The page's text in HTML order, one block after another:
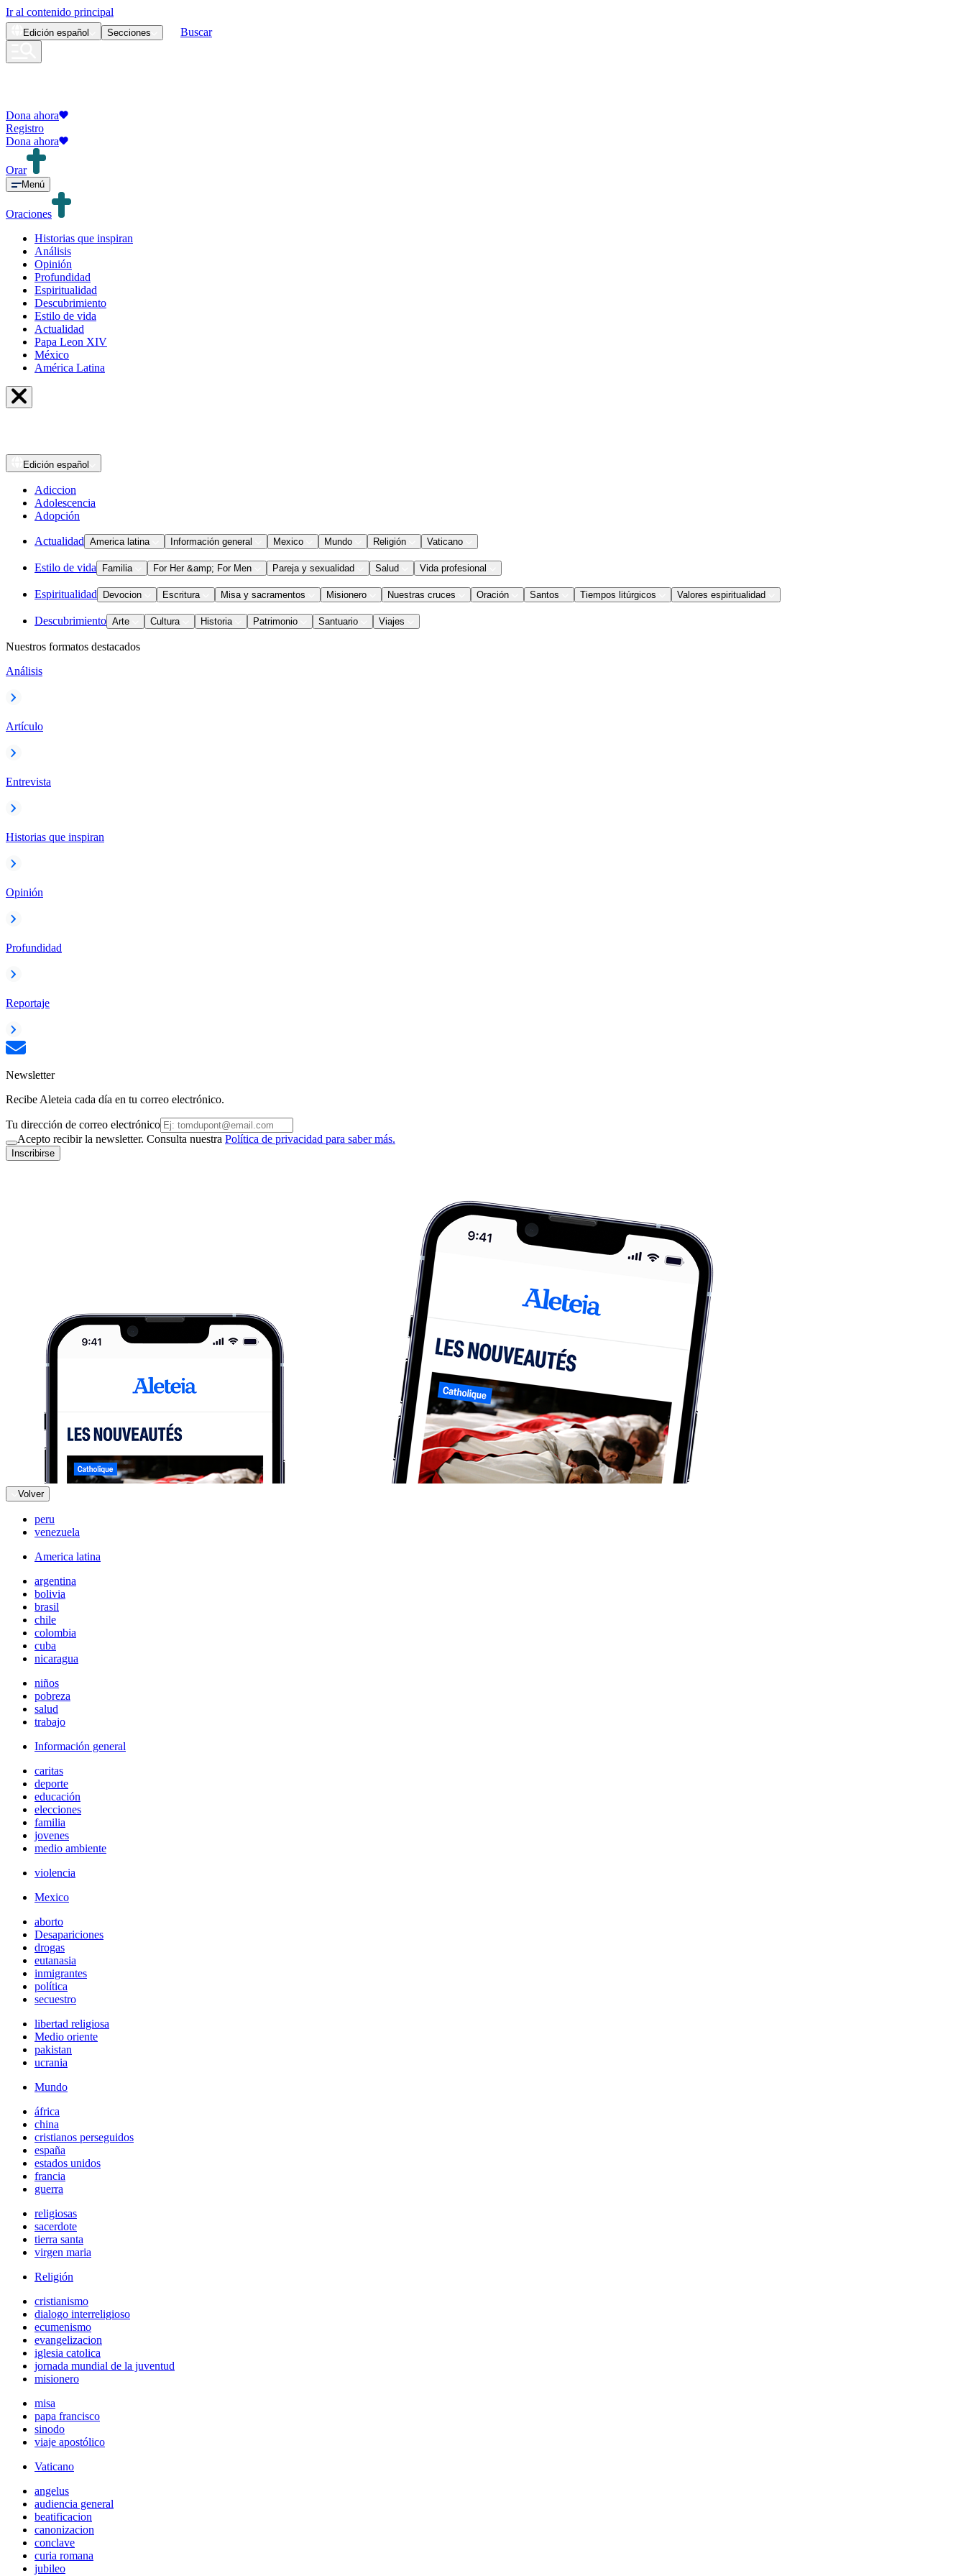
Ir al contenido principal
Edición español Secciones Buscar
Dona ahora
Registro
Dona ahora
Orar
Menú
Oraciones
Historias que inspiran
Análisis
Opinión
Profundidad
Espiritualidad
Descubrimiento
Estilo de vida
Actualidad
Papa Leon XIV
México
América Latina
Edición español
Adiccion
Adolescencia
Adopción
Actualidad America latina Información general Mexico Mundo Religión Vaticano
Estilo de vida Familia For Her &amp; For Men Pareja y sexualidad Salud Vida profesional
Espiritualidad Devocion Escritura Misa y sacramentos Misionero Nuestras cruces Oración Santos Tiempos litúrgicos Valores espiritualidad
Descubrimiento Arte Cultura Historia Patrimonio Santuario Viajes
Nuestros formatos destacados
Análisis
Artículo
Entrevista
Historias que inspiran
Opinión
Profundidad
Reportaje
Newsletter
Recibe Aleteia cada día en tu correo electrónico.
Tu dirección de correo electrónico
Acepto recibir la newsletter. Consulta nuestra Política de privacidad para saber más.
Inscribirse
Volver
peru
venezuela
America latina
argentina
bolivia
brasil
chile
colombia
cuba
nicaragua
niños
pobreza
salud
trabajo
Información general
caritas
deporte
educación
elecciones
familia
jovenes
medio ambiente
violencia
Mexico
aborto
Desapariciones
drogas
eutanasia
inmigrantes
política
secuestro
libertad religiosa
Medio oriente
pakistan
ucrania
Mundo
áfrica
china
cristianos perseguidos
españa
estados unidos
francia
guerra
religiosas
sacerdote
tierra santa
virgen maria
Religión
cristianismo
dialogo interreligioso
ecumenismo
evangelizacion
iglesia catolica
jornada mundial de la juventud
misionero
misa
papa francisco
sinodo
viaje apostólico
Vaticano
angelus
audiencia general
beatificacion
canonizacion
conclave
curia romana
jubileo